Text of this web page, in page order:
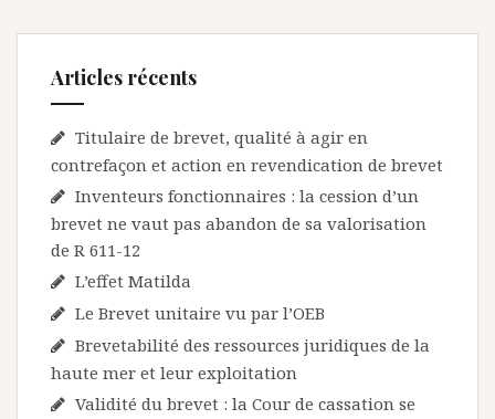
Articles récents
Titulaire de brevet, qualité à agir en
contrefaçon et action en revendication de brevet
Inventeurs fonctionnaires : la cession d’un
brevet ne vaut pas abandon de sa valorisation
de R 611-12
L’effet Matilda
Le Brevet unitaire vu par l’OEB
Brevetabilité des ressources juridiques de la
haute mer et leur exploitation
Validité du brevet : la Cour de cassation se